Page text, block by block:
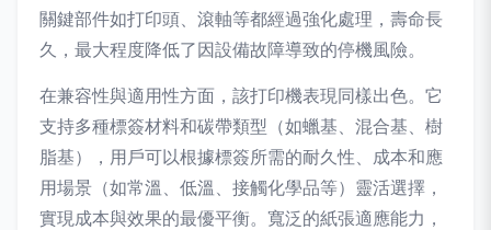
關鍵部件如打印頭、滾軸等都經過強化處理，壽命長
久，最大程度降低了因設備故障導致的停機風險。
在兼容性與適用性方面，該打印機表現同樣出色。它
支持多種標簽材料和碳帶類型（如蠟基、混合基、樹
脂基），用戶可以根據標簽所需的耐久性、成本和應
用場景（如常溫、低溫、接觸化學品等）靈活選擇，
實現成本與效果的最優平衡。寬泛的紙張適應能力，